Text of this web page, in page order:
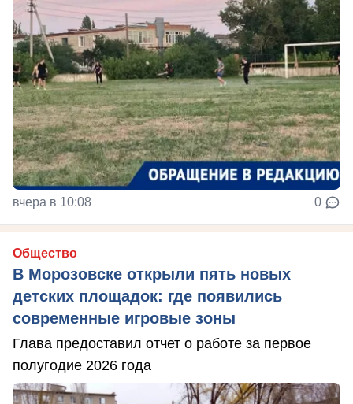
вчера в 10:08 0
Общество
В Морозовске открыли пять новых
детских площадок: где появились
современные игровые зоны
Глава предоставил отчет о работе за первое
полугодие 2026 года